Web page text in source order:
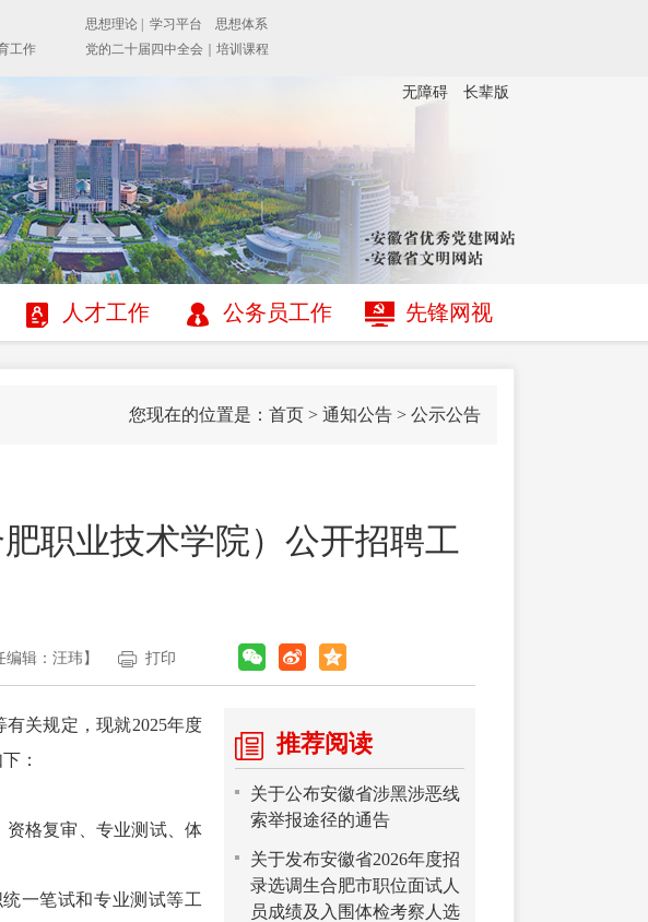
无障碍 长辈版
人才工作 公务员工作 先锋网视
您现在的位置是： 首页 > 通知公告 > 公示公告
职业技术学院）公开招聘工
编辑：汪玮】 打印
关规定，现就2025年度
：
格复审、专业测试、体
一笔试和专业测试等工
推荐阅读
关于公布安徽省涉黑涉恶线
索举报途径的通告
关于发布安徽省2026年度招
录选调生合肥市职位面试人
员成绩及入围体检考察人选